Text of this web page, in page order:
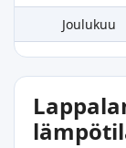
Joulukuu